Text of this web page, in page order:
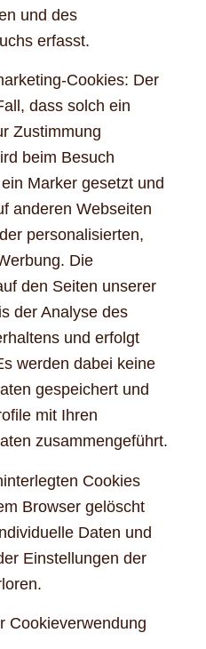
und des
erfasst.
Cookies: Der
dass solch ein
Zustimmung
beim Besuch
Marker gesetzt und
anderen Webseiten
personalisierten,
Die
den Seiten unserer
der Analyse des
und erfolgt
werden dabei keine
gespeichert und
mit Ihren
zusammengeführt.
Cookies
Browser gelöscht
Daten und
Einstellungen der
Cookieverwendung